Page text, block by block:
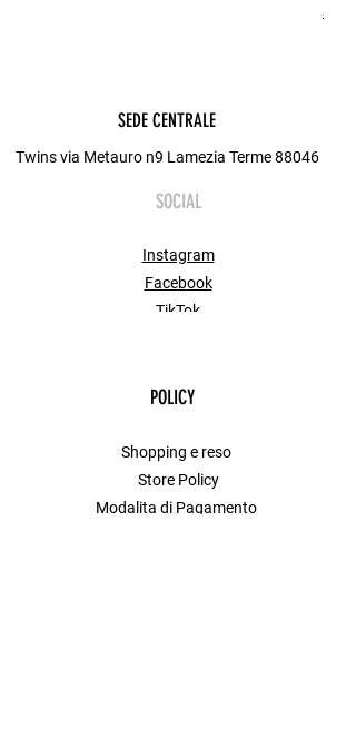
SEDE CENTRALE
Twins via Metauro n9 Lamezia Terme 88046
SOCIAL
Instagram
Facebook
TikTok
POLICY
Shopping e reso
Store Policy
Modalita di Pagamento